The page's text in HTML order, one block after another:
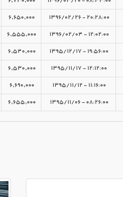
۲۰:۲۸:۰۰ - ۱۳۹۶/۰۲/۲۶ ۶,۶۵۰,۰۰۰
۱۲:۰۲:۰۰ - ۱۳۹۶/۰۲/۰۴ ۶,۵۵۵,۰۰۰
۱۹:۵۶:۰۰ - ۱۳۹۵/۱۲/۱۷ ۶,۵۴۰,۰۰۰
۱۲:۱۲:۰۰ - ۱۳۹۵/۱۱/۱۷ ۶,۵۳۰,۰۰۰
۱۱:۱۶:۰۰ - ۱۳۹۵/۱۱/۱۲ ۶,۶۹۰,۰۰۰
۰۸:۲۶:۰۰ - ۱۳۹۵/۱۱/۰۶ ۶,۶۵۵,۰۰۰